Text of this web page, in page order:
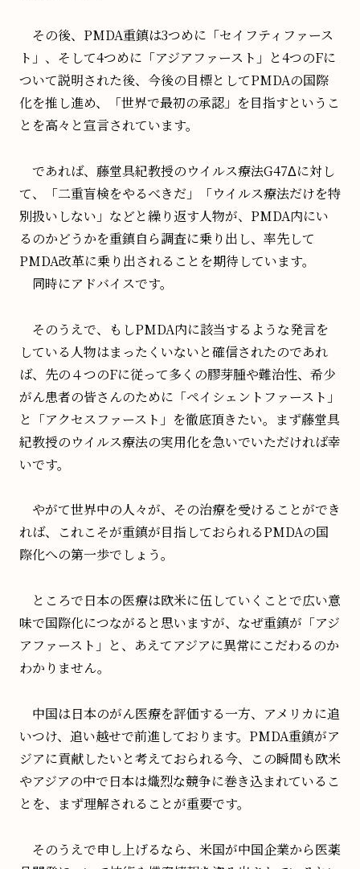
その後、PMDA重鎮は3つめに「セイフティファース
ト」、そして4つめに「アジアファースト」と4つのFに
ついて説明された後、今後の目標としてPMDAの国際
化を推し進め、「世界で最初の承認」を目指すというこ
とを高々と宣言されています。
であれば、藤堂具紀教授のウイルス療法G47Δに対し
て、「二重盲検をやるべきだ」「ウイルス療法だけを特
別扱いしない」などと繰り返す人物が、PMDA内にい
るのかどうかを重鎮自ら調査に乗り出し、率先して
PMDA改革に乗り出されることを期待しています。
同時にアドバイスです。
そのうえで、もしPMDA内に該当するような発言を
している人物はまったくいないと確信されたのであれ
ば、先の４つのFに従って多くの膠芽腫や難治性、希少
がん患者の皆さんのために「ペイシェントファースト」
と「アクセスファースト」を徹底頂きたい。まず藤堂具
紀教授のウイルス療法の実用化を急いでいただければ幸
いです。
やがて世界中の人々が、その治療を受けることができ
れば、これこそが重鎮が目指しておられるPMDAの国
際化への第一歩でしょう。
ところで日本の医療は欧米に伍していくことで広い意
味で国際化につながると思いますが、なぜ重鎮が「アジ
アファースト」と、あえてアジアに異常にこだわるのか
わかりません。
中国は日本のがん医療を評価する一方、アメリカに追
いつけ、追い越せで前進しております。PMDA重鎮がア
ジアに貢献したいと考えておられる今、この瞬間も欧米
やアジアの中で日本は熾烈な競争に巻き込まれているこ
とを、まず理解されることが重要です。
そのうえで申し上げるなら、米国が中国企業から医薬